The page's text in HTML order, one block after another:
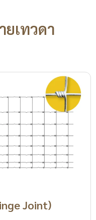
ยเทวดา
Joint)